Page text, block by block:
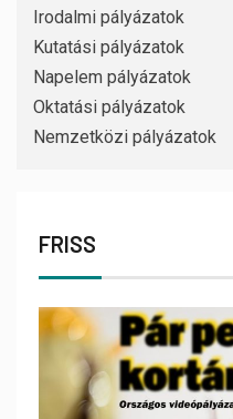
Irodalmi pályázatok
Kutatási pályázatok
Napelem pályázatok
Oktatási pályázatok
Nemzetközi pályázatok
FRISS